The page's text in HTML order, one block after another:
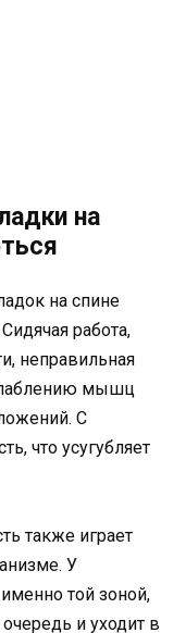
на
на спине
работа,
неправильная
мышц
С
что усугубляет
также играет
У
той зоной,
и уходит в